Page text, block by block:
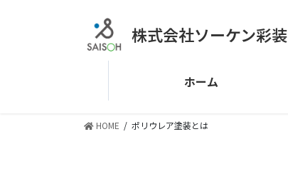
株式会社ソーケン彩装
ホーム
HOME ポリウレア塗装とは